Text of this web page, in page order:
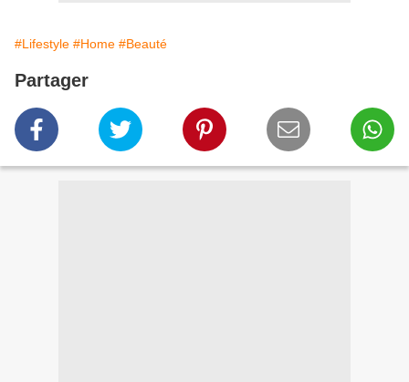
#Lifestyle #Home #Beauté
Partager